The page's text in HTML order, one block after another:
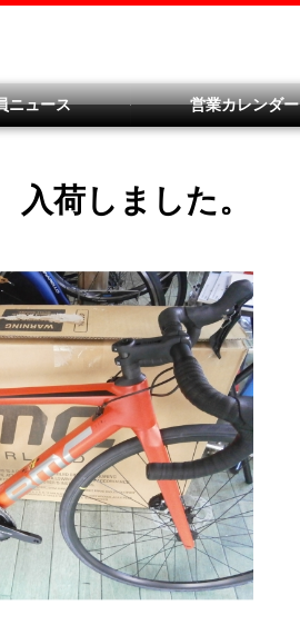
ニュース 営業カレンダー
荷しました。